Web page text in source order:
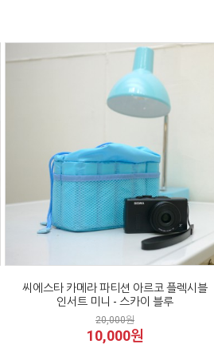
씨에스타 카메라 파티션 아르코 플렉시블
인서트 미니 - 스카이 블루
20,000원
10,000원